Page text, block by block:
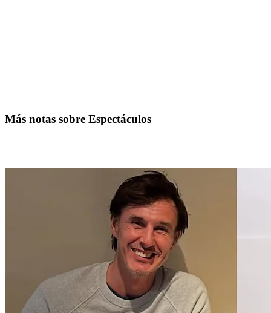
Más notas sobre Espectáculos